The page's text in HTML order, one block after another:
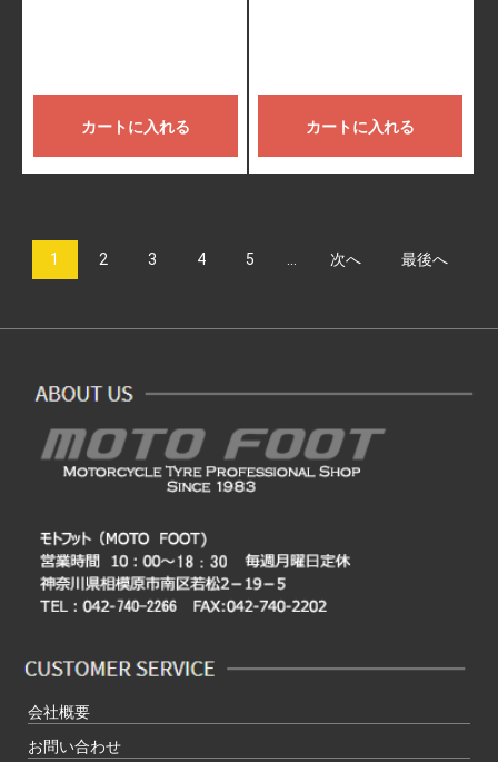
カートに入れる カートに入れる
1 2 3 4 5 ... 次へ 最後へ
会社概要
お問い合わせ